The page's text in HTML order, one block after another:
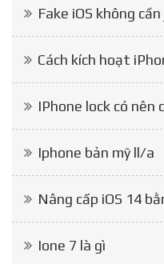
Fake iOS không
Cách kích hoạt
IPhone lock có nên
Iphone bản mỹ ll/a
Nâng cấp iOS 14
Ione 7 là gì